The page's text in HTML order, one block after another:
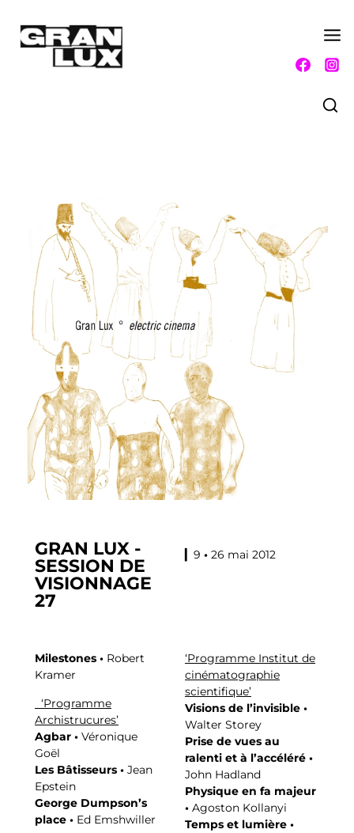
GRAN LUX -
SESSION DE
VISIONNAGE
27
▎9 • 26 mai 2012
Milestones • Robert
Kramer
‘Programme
Archistrucures’
Agbar • Véronique
Goël
Les Bâtisseurs • Jean
Epstein
George Dumpson’s
place • Ed Emshwiller
‘Programme Institut de
cinématographie
scientifique’
Visions de l’invisible •
Walter Storey
Prise de vues au
ralenti et à l’accéléré •
John Hadland
Physique en fa majeur
• Agoston Kollanyi
Temps et lumière •